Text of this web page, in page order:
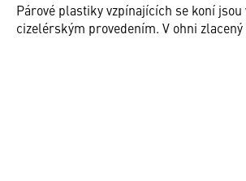
Párové plastiky vzpínajících se koní
cizelérským provedením. V ohni